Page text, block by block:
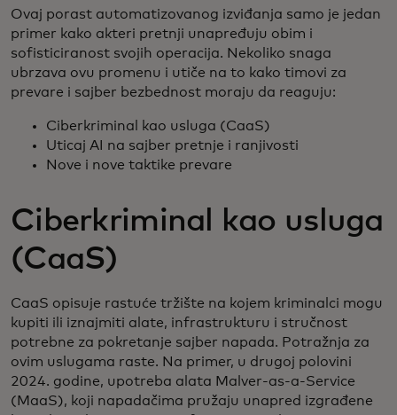
Ovaj porast automatizovanog izviđanja samo je jedan
primer kako akteri pretnji unapređuju obim i
sofisticiranost svojih operacija. Nekoliko snaga
ubrzava ovu promenu i utiče na to kako timovi za
prevare i sajber bezbednost moraju da reaguju:
Ciberkriminal kao usluga (CaaS)
Uticaj AI na sajber pretnje i ranjivosti
Nove i nove taktike prevare
Ciberkriminal kao usluga
(CaaS)
CaaS opisuje rastuće tržište na kojem kriminalci mogu
kupiti ili iznajmiti alate, infrastrukturu i stručnost
potrebne za pokretanje sajber napada. Potražnja za
ovim uslugama raste. Na primer, u drugoj polovini
2024. godine, upotreba alata Malver-as-a-Service
(MaaS), koji napadačima pružaju unapred izgrađene